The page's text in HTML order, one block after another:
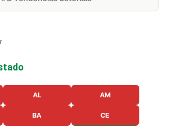
AL AM
BA CE